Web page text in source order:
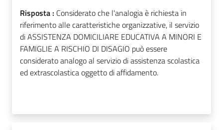
Risposta : Considerato che l'analogia è richiesta in
riferimento alle caratteristiche organizzative, il servizio
di ASSISTENZA DOMICILIARE EDUCATIVA A MINORI E
FAMIGLIE A RISCHIO DI DISAGIO può essere
considerato analogo al servizio di assistenza scolastica
ed extrascolastica oggetto di affidamento.